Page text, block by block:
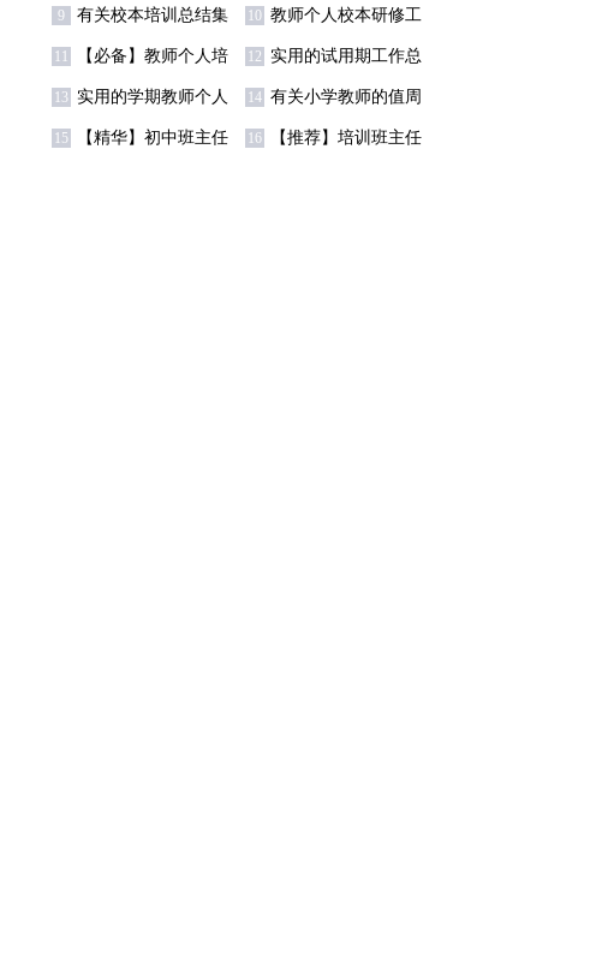
结锦集4篇
9 有关校本培训总结集
合7篇
10 教师个人校本研修工
作总结(15篇)
11 【必备】教师个人培
训总结模板八篇
12 实用的试用期工作总
结范文汇总八篇
13 实用的学期教师个人
总结三篇
14 有关小学教师的值周
工作总结4篇
15 【精华】初中班主任 16 【推荐】培训班主任